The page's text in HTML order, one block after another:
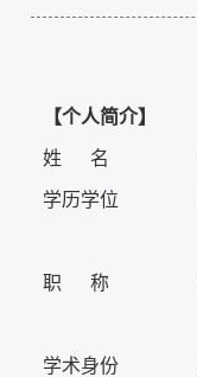
【个人简介】
姓 名
学历学位
职 称
学术身份